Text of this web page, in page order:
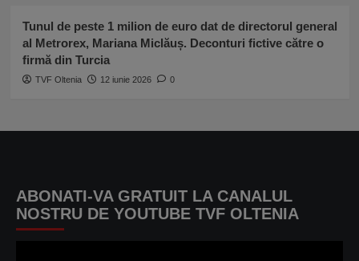
Tunul de peste 1 milion de euro dat de directorul general
al Metrorex, Mariana Miclăuș. Deconturi fictive către o
firmă din Turcia
TVF Oltenia 12 iunie 2026 0
ABONATI-VA GRATUIT LA CANALUL
NOSTRU DE YOUTUBE TVF OLTENIA